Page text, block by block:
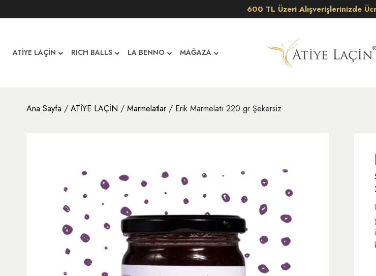
600 TL Üzeri Alışverişlerinizde
ATİYE LAÇİN RICH BALLS LA BENNO MAĞAZA
Ana Sayfa / ATİYE LAÇİN / Marmelatlar / Erik Marmelatı 220 gr Şekersiz